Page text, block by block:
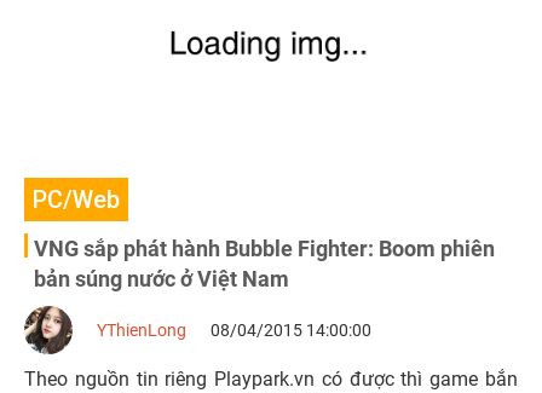
PC/Web
VNG sắp phát hành Bubble Fighter: Boom phiên
bản súng nước ở Việt Nam
YThienLong 08/04/2015 14:00:00
Theo nguồn tin riêng Playpark.vn có được thì game bắn